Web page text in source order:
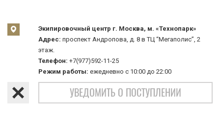
Экипировочный центр г. Москва, м. «Технопарк»
Адрес: проспект Андропова, д. 8 в ТЦ “Мегаполис”, 2
этаж.
Телефон: +7(977)592-11-25
Режим работы: ежедневно с 10:00 до 22:00
УВЕДОМИТЬ О ПОСТУПЛЕНИИ